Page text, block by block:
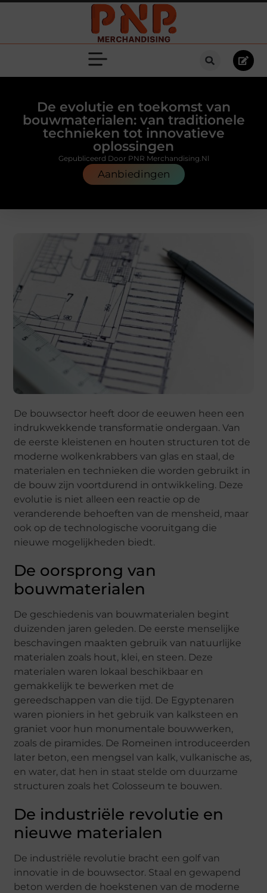
De evolutie en toekomst van
bouwmaterialen: van traditionele
technieken tot innovatieve
oplossingen
Aanbiedingen
Gepubliceerd Door PNR Merchandising.nl
De bouwsector heeft door de eeuwen heen een
indrukwekkende transformatie ondergaan. Van
de eerste kleistenen en houten structuren tot de
moderne wolkenkrabbers van glas en staal, de
materialen en technieken die worden gebruikt in
de bouw zijn voortdurend in ontwikkeling. Deze
evolutie is niet alleen een reactie op de
veranderende behoeften van de mensheid, maar
ook op de technologische vooruitgang die
nieuwe mogelijkheden biedt.
De oorsprong van
bouwmaterialen
De geschiedenis van bouwmaterialen begint
duizenden jaren geleden. De eerste menselijke
beschavingen maakten gebruik van natuurlijke
materialen zoals hout, klei, en steen. Deze
materialen waren lokaal beschikbaar en
gemakkelijk te bewerken met de
gereedschappen van die tijd. De Egyptenaren
waren pioniers in het gebruik van kalksteen en
graniet voor hun monumentale bouwwerken,
zoals de piramides. De Romeinen introduceerden
later beton, een mengsel van kalk, vulkanische as,
en water, dat hen in staat stelde om duurzame
structuren zoals het Colosseum te bouwen.
De industriële revolutie en
nieuwe materialen
De industriële revolutie bracht een golf van
innovatie in de bouwsector. Staal en gewapend
beton werden de hoekstenen van de moderne